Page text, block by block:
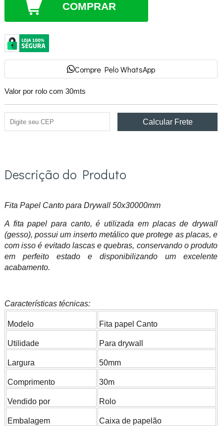
COMPRAR
Compre Pelo WhatsApp
Valor por rolo com 30mts
Descrição do Produto
Fita Papel Canto para Drywall 50x30000mm
A fita papel para canto, é utilizada em placas de drywall
(gesso), possui um inserto metálico que protege as placas, e
com isso é evitado lascas e quebras, conservando o produto
em perfeito estado e disponibilizando um excelente
acabamento.
Características técnicas:
Modelo Fita papel Canto
Utilidade Para drywall
Largura 50mm
Comprimento 30m
Vendido por Rolo
Embalagem Caixa de papelão